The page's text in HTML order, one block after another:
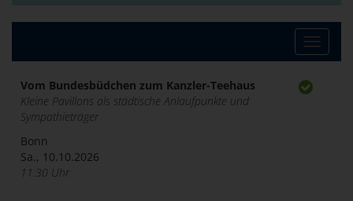
Toggle
Vom Bundesbüdchen zum Kanzler-Teehaus
Kleine Pavillons als städtische Anlaufpunkte und
Sympathieträger
Bonn
Sa., 10.10.2026
11:30 Uhr